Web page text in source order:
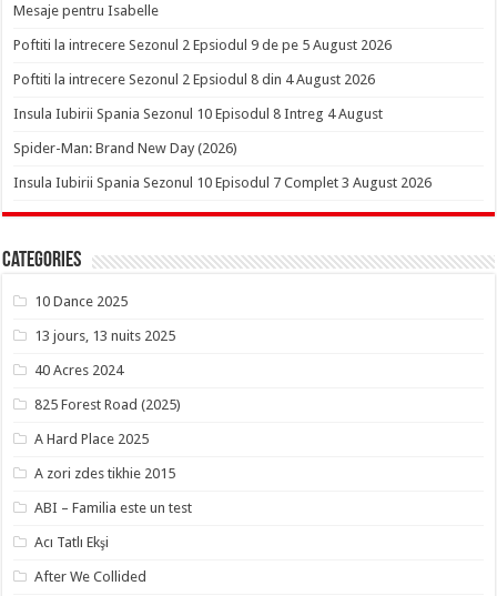
Mesaje pentru Isabelle
Poftiti la intrecere Sezonul 2 Epsiodul 9 de pe 5 August 2026
Poftiti la intrecere Sezonul 2 Epsiodul 8 din 4 August 2026
Insula Iubirii Spania Sezonul 10 Episodul 8 Intreg 4 August
Spider-Man: Brand New Day (2026)
Insula Iubirii Spania Sezonul 10 Episodul 7 Complet 3 August 2026
Categories
10 Dance 2025
13 jours, 13 nuits 2025
40 Acres 2024
825 Forest Road (2025)
A Hard Place 2025
A zori zdes tikhie 2015
ABI – Familia este un test
Acı Tatlı Ekşi
After We Collided